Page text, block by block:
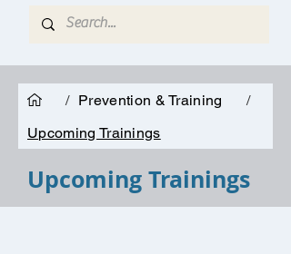
/ Prevention & Training
/
Upcoming Trainings
Upcoming Trainings